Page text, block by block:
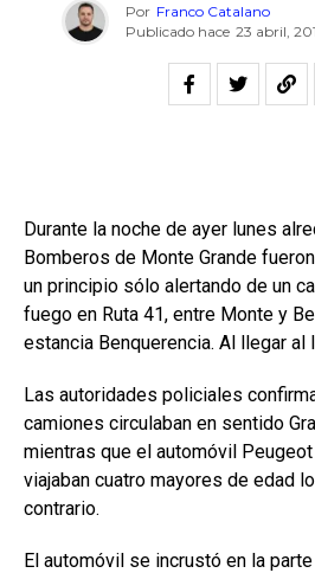
Por Franco Catalano
Publicado hace 23 abril,
Durante la noche de ayer lunes
Bomberos de Monte Grande
un principio sólo alertando de un
fuego en Ruta 41, entre Monte y
estancia Benquerencia. Al llegar al
Las autoridades policiales
camiones circulaban en sentido
mientras que el automóvil
viajaban cuatro mayores de edad
contrario.
El automóvil se incrustó en la